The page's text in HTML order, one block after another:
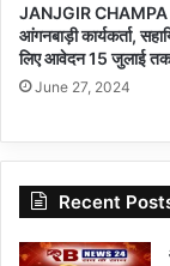
JANJGIR CHAMPA
आंगनबाड़ी कार्यकर्ता,
लिए आवेदन 15 जुलाई
June 27, 2024
Recent